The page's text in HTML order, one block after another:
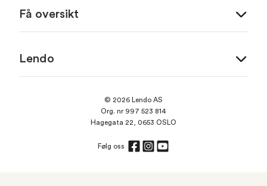
Få oversikt
Lendo
© 2026 Lendo AS
Org. nr 997 523 814
Hagegata 22, 0653 OSLO
Følg oss